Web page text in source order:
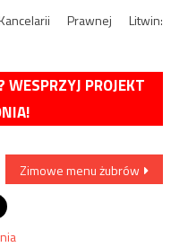
Prawnej Litwin:
WESPRZYJ PROJEKT
Zimowe menu żubrów